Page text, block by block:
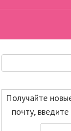
Получайте
почту,